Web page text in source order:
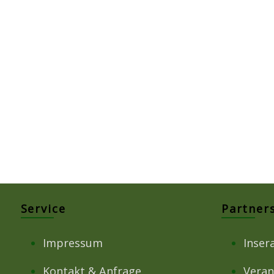
Service
Impressum
Kontakt & Anfrage